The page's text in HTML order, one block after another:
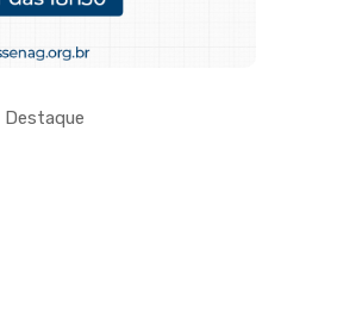
Destaque